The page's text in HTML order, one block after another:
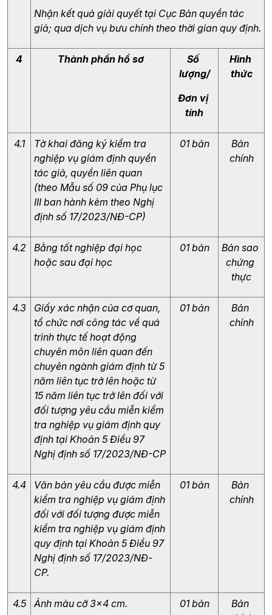
Nhận kết quả giải quyết tại Cục Bản quyền tác
giả; qua dịch vụ bưu chính theo thời gian quy định.
4 Thành phần hồ sơ
Số
lượng/
Đơn vị
tính
Hình
thức
4.1
Tờ khai đăng ký kiểm tra
nghiệp vụ giám định quyền
tác giả, quyền liên quan
(theo Mẫu số 09 của Phụ lục
III ban hành kèm theo Nghị
định số 17/2023/NĐ-CP)
01 bản
Bản
chính
4.2
Bằng tốt nghiệp đại học
hoặc sau đại học
01 bản
Bản sao
chứng
thực
4.3
Giấy xác nhận của cơ quan,
tổ chức nơi công tác về quá
trình thực tế hoạt động
chuyên môn liên quan đến
chuyên ngành giám định từ 5
năm liên tục trở lên hoặc từ
15 năm liên tục trở lên đối với
đối tượng yêu cầu miễn kiểm
tra nghiệp vụ giám định quy
định tại Khoản 5 Điều 97
Nghị định số 17/2023/NĐ-CP
01 bản
Bản
chính
4.4
Văn bản yêu cầu được miễn
kiểm tra nghiệp vụ giám định
đối với đối tượng được miễn
kiểm tra nghiệp vụ giám định
quy định tại Khoản 5 Điều 97
Nghị định số 17/2023/NĐ-
CP.
01 bản
Bản
chính
4.5 Ảnh màu cỡ 3x4 cm. 01 bản
Bản